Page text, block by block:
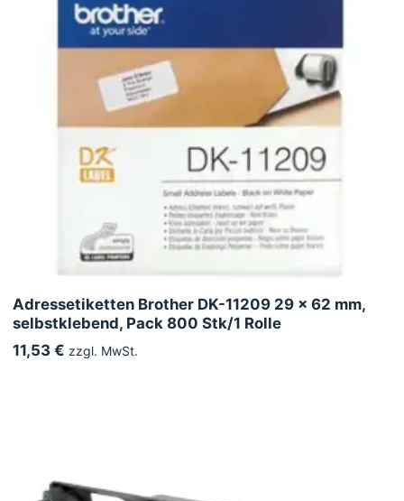
Adressetiketten Brother DK-11209 29 x 62 mm,
selbstklebend, Pack 800 Stk/1 Rolle
11,53 € zzgl. MwSt.